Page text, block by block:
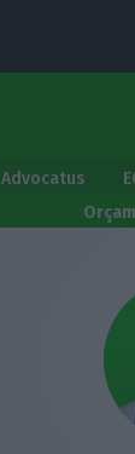
Advocatus